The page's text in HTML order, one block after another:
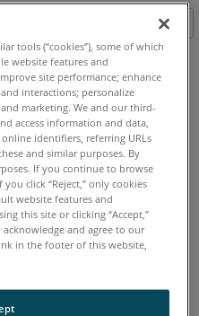
ン語 ドイツ語 フランス語
英語
tools (“cookies”), some of which
website features and
site performance; enhance
interactions; personalize
marketing. We and our third-
access information and data,
identifiers, referring URLs
and similar purposes. By
If you continue to browse
click “Reject,” only cookies
website features and
this site or clicking “Accept,”
acknowledge and agree to our
in the footer of this website,